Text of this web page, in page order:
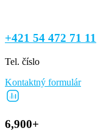
+421 54 472 71 11
Tel. číslo
Kontaktný formulár
6,900+